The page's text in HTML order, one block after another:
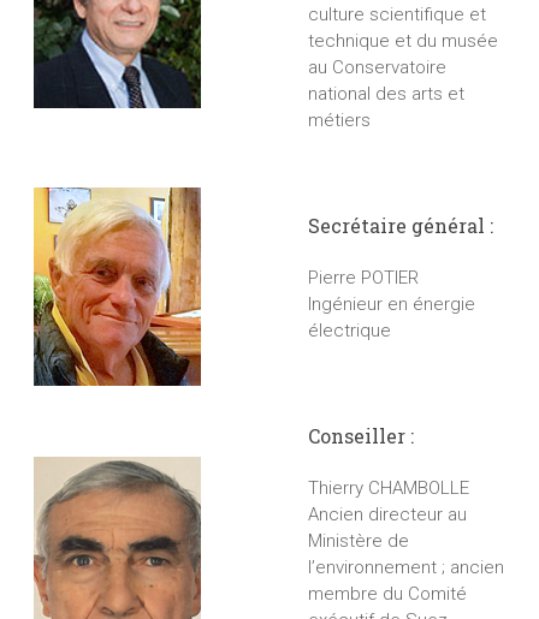
culture scientifique et
technique et du musée
au Conservatoire
national des arts et
métiers
Secrétaire général :
Pierre POTIER
Ingénieur en énergie
électrique
Conseiller :
Thierry CHAMBOLLE
Ancien directeur au
Ministère de
l’environnement ; ancien
membre du Comité